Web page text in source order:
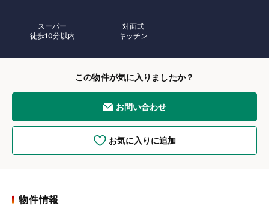
スーパー
徒歩10分以内
対面式
キッチン
この物件が気に入りましたか？
お問い合わせ
お気に入りに追加
物件情報